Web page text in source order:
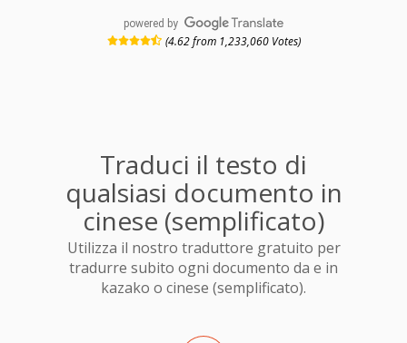
powered by
(4.62 from 1,233,060 Votes)
Traduci il testo di
qualsiasi documento in
cinese (semplificato)
Utilizza il nostro traduttore gratuito per
tradurre subito ogni documento da e in
kazako o cinese (semplificato).